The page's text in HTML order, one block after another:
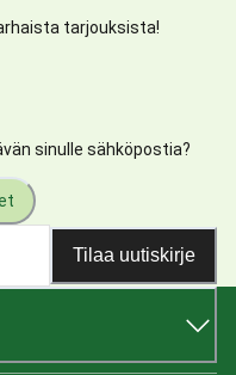
tarjouksista!
sinulle sähköpostia?
Tilaa uutiskirje